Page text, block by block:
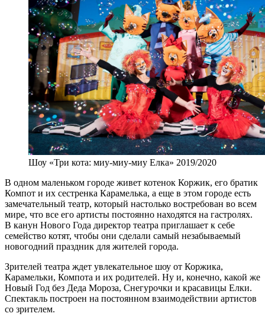
Шоу «Три кота: миу-миу-миу Елка» 2019/2020
В одном маленьком городе живет котенок Коржик, его братик
Компот и их сестренка Карамелька, а еще в этом городе есть
замечательный театр, который настолько востребован во всем
мире, что все его артисты постоянно находятся на гастролях.
В канун Нового Года директор театра приглашает к себе
семейство котят, чтобы они сделали самый незабываемый
новогодний праздник для жителей города.
Зрителей театра ждет увлекательное шоу от Коржика,
Карамельки, Компота и их родителей. Ну и, конечно, какой же
Новый Год без Деда Мороза, Снегурочки и красавицы Елки.
Спектакль построен на постоянном взаимодействии артистов
со зрителем.